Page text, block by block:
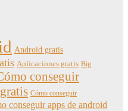
Android gratis
Aplicaciones gratis Big
conseguir
Cómo conseguir
conseguir apps de android